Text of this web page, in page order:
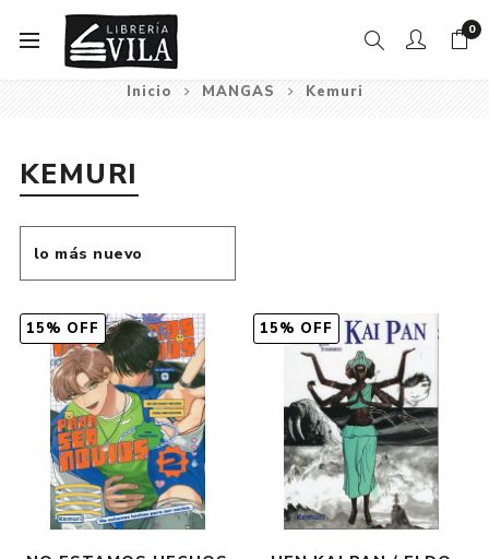
0
Inicio MANGAS Kemuri
KEMURI
15% OFF 15% OFF